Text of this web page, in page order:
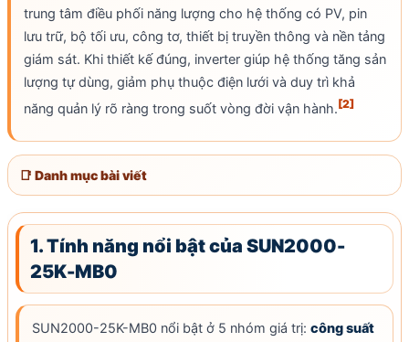
trung tâm điều phối năng lượng cho hệ thống có PV, pin
lưu trữ, bộ tối ưu, công tơ, thiết bị truyền thông và nền tảng
giám sát. Khi thiết kế đúng, inverter giúp hệ thống tăng sản
lượng tự dùng, giảm phụ thuộc điện lưới và duy trì khả
năng quản lý rõ ràng trong suốt vòng đời vận hành.[2]
📑 Danh mục bài viết
1. Tính năng nổi bật của SUN2000-
25K-MB0
SUN2000-25K-MB0 nổi bật ở 5 nhóm giá trị: công suất